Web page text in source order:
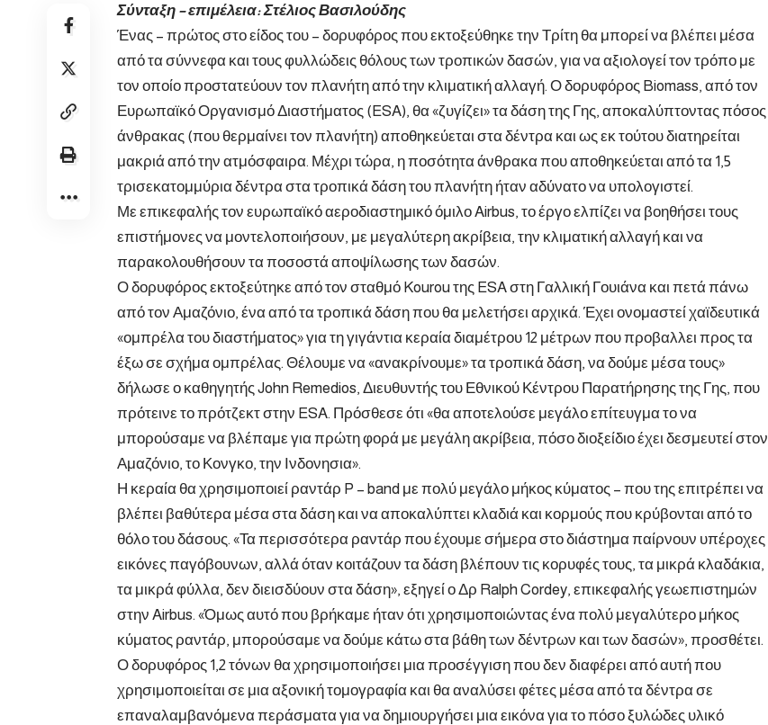
Σύνταξη – επιμέλεια:Στέλιος Βασιλούδης
Ένας – πρώτος στο είδος του – δορυφόρος που εκτοξεύθηκε την Τρίτη θα μπορεί να βλέπει μέσα
από τα σύννεφα και τους φυλλώδεις θόλους των τροπικών δασών, για να αξιολογεί τον τρόπο με
τον οποίο προστατεύουν τον πλανήτη από την κλιματική αλλαγή. Ο δορυφόρος Biomass, από τον
Ευρωπαϊκό Οργανισμό Διαστήματος (ESA), θα «ζυγίζει» τα δάση της Γης, αποκαλύπτοντας πόσος
άνθρακας (που θερμαίνει τον πλανήτη) αποθηκεύεται στα δέντρα και ως εκ τούτου διατηρείται
μακριά από την ατμόσφαιρα. Μέχρι τώρα, η ποσότητα άνθρακα που αποθηκεύεται από τα 1,5
τρισεκατομμύρια δέντρα στα τροπικά δάση του πλανήτη ήταν αδύνατο να υπολογιστεί.
Με επικεφαλής τον ευρωπαϊκό αεροδιαστημικό όμιλο Airbus, το έργο ελπίζει να βοηθήσει τους
επιστήμονες να μοντελοποιήσουν, με μεγαλύτερη ακρίβεια, την κλιματική αλλαγή και να
παρακολουθήσουν τα ποσοστά αποψίλωσης των δασών.
Ο δορυφόρος εκτοξεύτηκε από τον σταθμό Kourou της ESA στη Γαλλική Γουιάνα και πετά πάνω
από τον Αμαζόνιο, ένα από τα τροπικά δάση που θα μελετήσει αρχικά. Έχει ονομαστεί χαϊδευτικά
«ομπρέλα του διαστήματος» για τη γιγάντια κεραία διαμέτρου 12 μέτρων που προβαλλει προς τα
έξω σε σχήμα ομπρέλας. Θέλουμε να «ανακρίνουμε» τα τροπικά δάση, να δούμε μέσα τους»
δήλωσε ο καθηγητής John Remedios, Διευθυντής του Εθνικού Κέντρου Παρατήρησης της Γης, που
πρότεινε το πρότζεκτ στην ESA. Πρόσθεσε ότι «θα αποτελούσε μεγάλο επίτευγμα το να
μπορούσαμε να βλέπαμε για πρώτη φορά με μεγάλη ακρίβεια, πόσο διοξείδιο έχει δεσμευτεί στον
Αμαζόνιο, το Κονγκο, την Ινδονησια».
Η κεραία θα χρησιμοποιεί ραντάρ P – band με πολύ μεγάλο μήκος κύματος – που της επιτρέπει να
βλέπει βαθύτερα μέσα στα δάση και να αποκαλύπτει κλαδιά και κορμούς που κρύβονται από το
θόλο του δάσους. «Τα περισσότερα ραντάρ που έχουμε σήμερα στο διάστημα παίρνουν υπέροχες
εικόνες παγόβουνων, αλλά όταν κοιτάζουν τα δάση βλέπουν τις κορυφές τους, τα μικρά κλαδάκια,
τα μικρά φύλλα, δεν διεισδύουν στα δάση», εξηγεί ο Δρ Ralph Cordey, επικεφαλής γεωεπιστημών
στην Airbus. «Όμως αυτό που βρήκαμε ήταν ότι χρησιμοποιώντας ένα πολύ μεγαλύτερο μήκος
κύματος ραντάρ, μπορούσαμε να δούμε κάτω στα βάθη των δέντρων και των δασών», προσθέτει.
Ο δορυφόρος 1,2 τόνων θα χρησιμοποιήσει μια προσέγγιση που δεν διαφέρει από αυτή που
χρησιμοποιείται σε μια αξονική τομογραφία και θα αναλύσει φέτες μέσα από τα δέντρα σε
επαναλαμβανόμενα περάσματα για να δημιουργήσει μια εικόνα για το πόσο ξυλώδες υλικό